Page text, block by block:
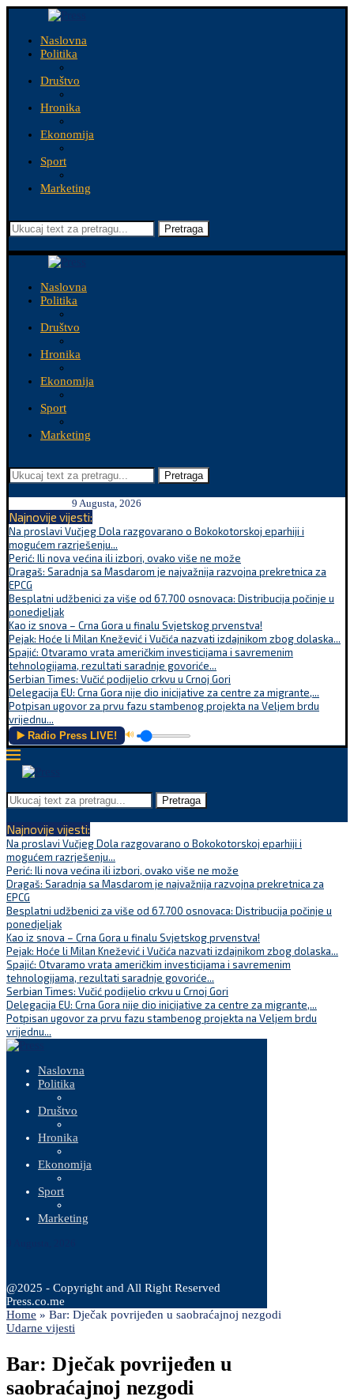
Naslovna
Politika
Društvo
Hronika
Ekonomija
Sport
Marketing
Pretraga
Naslovna
Politika
Društvo
Hronika
Ekonomija
Sport
Marketing
Pretraga
9 Augusta, 2026
Najnovije vijesti:
Na proslavi Vučjeg Dola razgovarano o Bokokotorskoj eparhiji i
mogućem razrješenju...
Perić: Ili nova većina ili izbori, ovako više ne može
Dragaš: Saradnja sa Masdarom je najvažnija razvojna prekretnica za
EPCG
Besplatni udžbenici za više od 67.700 osnovaca: Distribucija počinje u
ponedjeljak
Kao iz snova – Crna Gora u finalu Svjetskog prvenstva!
Pejak: Hoće li Milan Knežević i Vučića nazvati izdajnikom zbog dolaska...
Spajić: Otvaramo vrata američkim investicijama i savremenim
tehnologijama, rezultati saradnje govoriće...
Serbian Times: Vučić podijelio crkvu u Crnoj Gori
Delegacija EU: Crna Gora nije dio inicijative za centre za migrante,...
Potpisan ugovor za prvu fazu stambenog projekta na Veljem brdu
vrijednu...
▶️ Radio Press LIVE! 🔊
Pretraga
Najnovije vijesti:
Na proslavi Vučjeg Dola razgovarano o Bokokotorskoj eparhiji i
mogućem razrješenju...
Perić: Ili nova većina ili izbori, ovako više ne može
Dragaš: Saradnja sa Masdarom je najvažnija razvojna prekretnica za
EPCG
Besplatni udžbenici za više od 67.700 osnovaca: Distribucija počinje u
ponedjeljak
Kao iz snova – Crna Gora u finalu Svjetskog prvenstva!
Pejak: Hoće li Milan Knežević i Vučića nazvati izdajnikom zbog dolaska...
Spajić: Otvaramo vrata američkim investicijama i savremenim
tehnologijama, rezultati saradnje govoriće...
Serbian Times: Vučić podijelio crkvu u Crnoj Gori
Delegacija EU: Crna Gora nije dio inicijative za centre za migrante,...
Potpisan ugovor za prvu fazu stambenog projekta na Veljem brdu
vrijednu...
Naslovna
Politika
Društvo
Hronika
Ekonomija
Sport
Marketing
@2025 - Copyright and All Right Reserved
Press.co.me
Home » Bar: Dječak povrijeđen u saobraćajnoj nezgodi
Udarne vijesti
Bar: Dječak povrijeđen u
saobraćajnoj nezgodi